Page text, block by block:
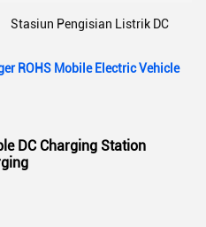
Stasiun Pengisian Listrik DC
ROHS Mobile Electric Vehicle
DC Charging Station